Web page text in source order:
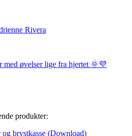
Rivera
med øvelser lige fra hjertet 🌞💜
produkter: